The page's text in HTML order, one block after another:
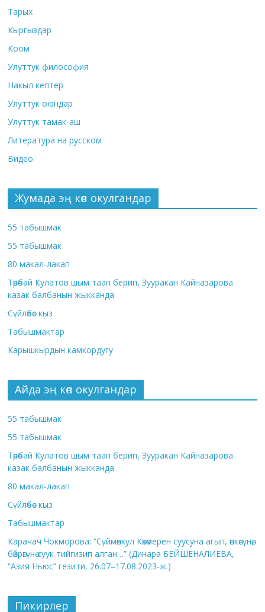
Тарых
Кыргыздар
Коом
Улуттук философия
Накыл кептер
Улуттук оюндар
Улуттук тамак-аш
Литература на русском
Видео
Жумада эң көп окулгандар
55 табышмак
55 табышмак
80 макал-лакап
Төрөбай Кулатов шым таап берип, Зууракан Кайназарова
казак балбанын жыкканда
Сүйлөбөс кыз
Табышмактар
Карышкырдын камкордугу
Айда эң көп окулгандар
55 табышмак
55 табышмак
Төрөбай Кулатов шым таап берип, Зууракан Кайназарова
казак балбанын жыкканда
80 макал-лакап
Сүйлөбөс кыз
Табышмактар
Карачач Чокморова: “Сүймөнкул Көкөмерен суусуна агып, өпкөсүнө,
бөйрөгүнө суук тийгизип алган…” (Динара БЕЙШЕНАЛИЕВА,
“Азия Ньюс” гезити, 26.07–17.08.2023-ж.)
Пикирлер